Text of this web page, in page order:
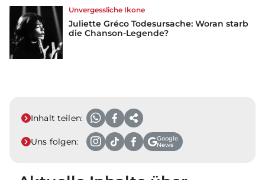
Unvergessliche Ikone
Juliette Gréco Todesursache: Woran starb
die Chanson-Legende?
Inhalt teilen:
Uns folgen:
Google
News